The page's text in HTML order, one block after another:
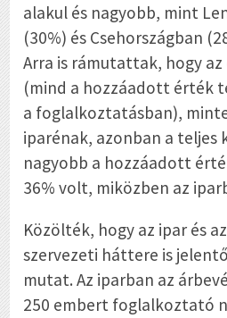
alakul és nagyobb, mint
(30%) és Csehországban
Arra is rámutattak, hogy
(mind a hozzáadott érték
a foglalkoztatásban),
iparénak, azonban a teljes
nagyobb a hozzáadott
36% volt, miközben az
Közölték, hogy az ipar és
szervezeti háttere is
mutat. Az iparban az
250 embert foglalkoztató